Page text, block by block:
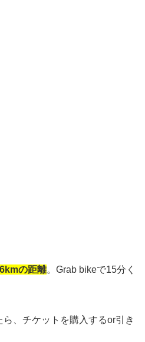
の距離。Grab bikeで15分く
、チケットを購入するor引き